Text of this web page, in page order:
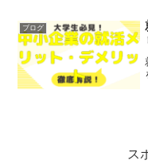
ブログ
ス